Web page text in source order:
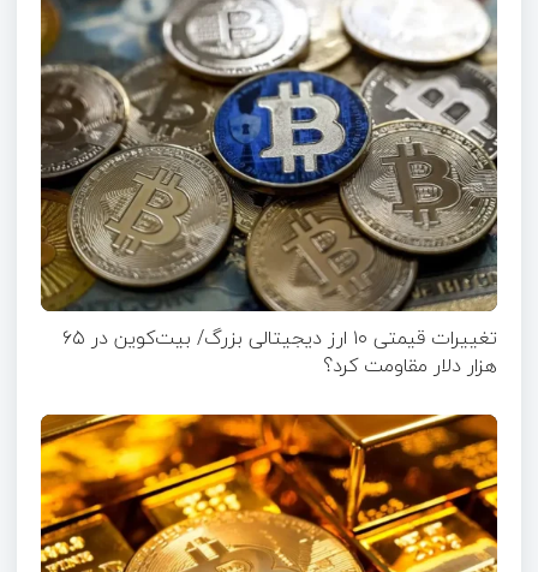
تغییرات قیمتی ۱۰ ارز دیجیتالی بزرگ/ بیت‌کوین در ۶۵
هزار دلار مقاومت کرد؟